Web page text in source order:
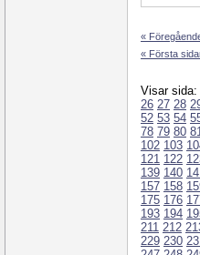
«
« Första
Visar sida:
26 27 28
52 53 54
78 79 80
102 103
121 122
139 140
157 158
175 176
193 194
211 212
229 230